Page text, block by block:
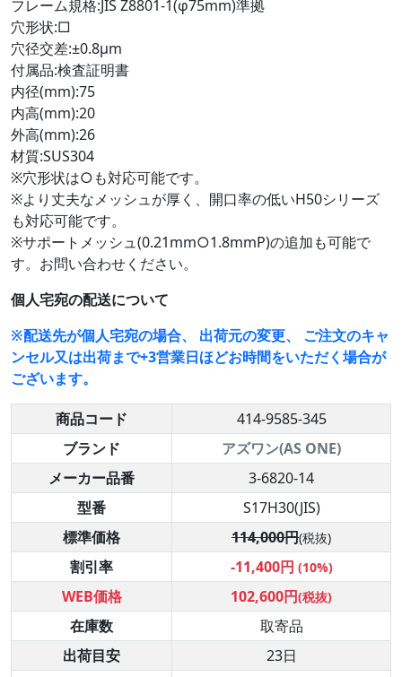
フレーム規格:JIS Z8801-1(φ75mm)準拠
穴形状:□
穴径交差:±0.8μm
付属品:検査証明書
内径(mm):75
内高(mm):20
外高(mm):26
材質:SUS304
※穴形状は○も対応可能です。
※より丈夫なメッシュが厚く、開口率の低いH50シリーズ
も対応可能です。
※サポートメッシュ(0.21mm○1.8mmP)の追加も可能で
す。お問い合わせください。
個人宅宛の配送について
※配送先が個人宅宛の場合、 出荷元の変更、 ご注文のキャ
ンセル又は出荷まで+3営業日ほどお時間をいただく場合が
ございます。
商品コード
414-9585-345
ブランド
アズワン(AS ONE)
メーカー品番
3-6820-14
型番
S17H30(JIS)
標準価格
114,000円(税抜)
割引率 -11,400円 (10%)
WEB価格 102,600円(税抜)
在庫数
取寄品
出荷目安
23日